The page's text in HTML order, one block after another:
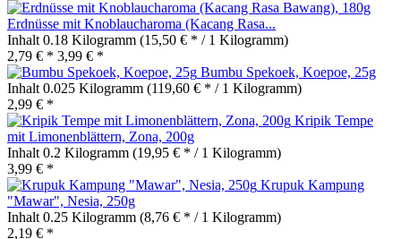
Erdnüsse mit Knoblaucharoma (Kacang Rasa...
Inhalt 0.18 Kilogramm (15,50 € * / 1 Kilogramm)
2,79 € * 3,99 € *
Bumbu Spekoek, Koepoe, 25g
Inhalt 0.025 Kilogramm (119,60 € * / 1 Kilogramm)
2,99 € *
Kripik Tempe
mit Limonenblättern, Zona, 200g
Inhalt 0.2 Kilogramm (19,95 € * / 1 Kilogramm)
3,99 € *
Krupuk Kampung
"Mawar", Nesia, 250g
Inhalt 0.25 Kilogramm (8,76 € * / 1 Kilogramm)
2,19 € *